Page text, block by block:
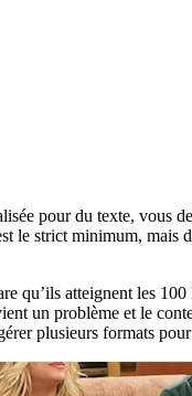
pour du texte, vous
le strict minimum,
qu’ils atteignent les
un problème et le
plusieurs formats